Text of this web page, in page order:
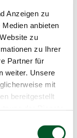
Anzeigen zu
anbieten
zu
zu Ihrer
Partner für
weiter. Unsere
mit
bereitgestellt
zum Beispiel
und
einreichen.
(ZUG)